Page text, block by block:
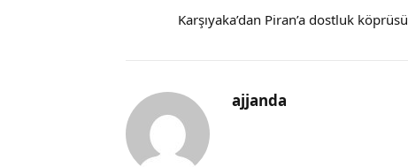
Karşıyaka’dan Piran’a dostluk köprüsü
ajjanda